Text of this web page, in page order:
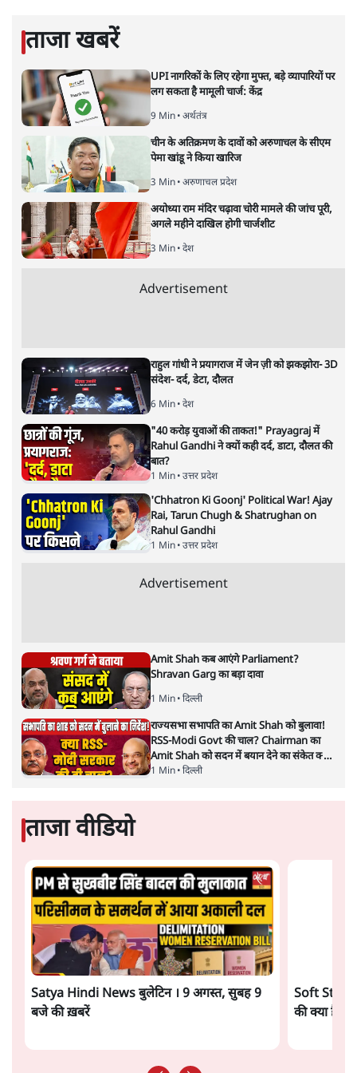
सत्य हिन्दी ऐपडाउनलोड करें
मुकेश कुमार
लेखक सत्यहिंदी के संपादक हैं।
मुकेश कुमारकी और स्टोरी पढ़ें
भारत–यूरोप संवाद: दूरदर्शी रणनीति या
हालात से उपजा मोड़?
विश्लेषण| सतीश झा| 29 JAN, 2026
भारत ईयू मुक्त व्यापार समझौताः ईयू अध्यक्ष उर्सुला वॉन डेर लेयेन और
पीएम मोदी
सतीश झा
भारत-यूरोपीय संघ मुक्त व्यापार समझौताः क्या यूरोप की ओर भारत
का झुकाव एक लंबा रणनीतिक नज़रिया है या वैश्विक दबावों और
अमेरिकी अनिश्चितता की वजह से उठाया गया एक कदम है? वरिष्ठ
पत्रकार सतीश झा का आकलनः
कूटनीति में समय ही सबसेबड़ा कारक होता है। भारत का यूरोप की
यूरोपीय संघ मुक्त व्यापार समझौते (एफ़टीए) में दिखाई देता है—
किसी दीर्घकालिक रणनीतिक दूरदृष्टि की पराकाष्ठा कम, और
और पढ़ें
सत्य हिन्दी ऐपडाउनलोडकरें
सतीश झा
विश्लेषणात्मक और मानवीय स्वरों में से एक हैं। शिक्षा, समाज,